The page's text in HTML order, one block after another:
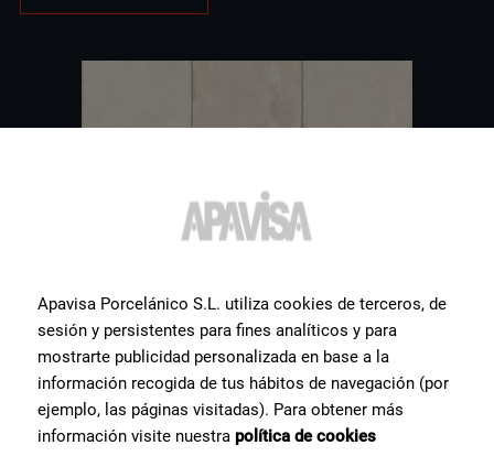
Apavisa Porcelánico S.L. utiliza cookies de terceros, de
sesión y persistentes para fines analíticos y para
mostrarte publicidad personalizada en base a la
información recogida de tus hábitos de navegación (por
ejemplo, las páginas visitadas). Para obtener más
información visite nuestra política de cookies